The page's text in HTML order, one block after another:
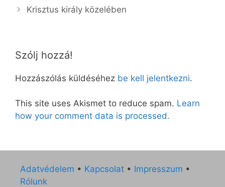
Krisztus király közelében
Szólj hozzá!
Hozzászólás küldéséhez be kell jelentkezni.
This site uses Akismet to reduce spam. Learn
how your comment data is processed.
Adatvédelem • Kapcsolat • Impresszum •
Rólunk